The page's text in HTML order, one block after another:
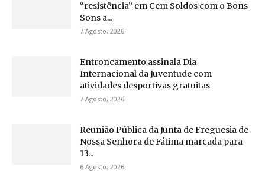
“resistência” em Cem Soldos com o Bons
Sons a...
7 Agosto, 2026
Entroncamento assinala Dia
Internacional da Juventude com
atividades desportivas gratuitas
7 Agosto, 2026
Reunião Pública da Junta de Freguesia de
Nossa Senhora de Fátima marcada para
13...
6 Agosto, 2026